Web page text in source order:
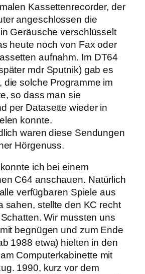
Kassettenrecorder, der
angeschlossen die
Geräusche verschlüsselt
heute noch von Fax oder
aufnahm. Im DT64
mdr Sputnik) gab es
die solche Programme im
so dass man sie
per Datasette wieder in
konnte.
waren diese Sendungen
Hörgenuss.
ich bei einem
C64 anschauen. Natürlich
verfügbaren Spiele aus
sahen, stellte den KC recht
Wir mussten uns
begnügen und zum Ende
1988 etwa) hielten in den
Computerkabinette mit
1990, kurz vor dem